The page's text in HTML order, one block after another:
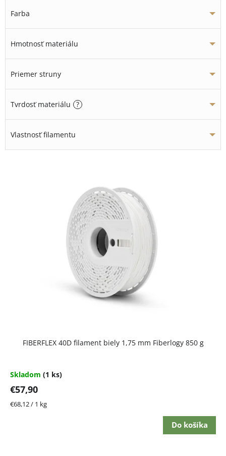
Farba
Hmotnosť materiálu
Priemer struny
Tvrdosť materiálu ?
Vlastnosť filamentu
FIBERFLEX 40D filament biely 1,75 mm Fiberlogy 850 g
Skladom (1 ks)
€57,90
Jednotková
€68,12 / 1 kg
Do košíka